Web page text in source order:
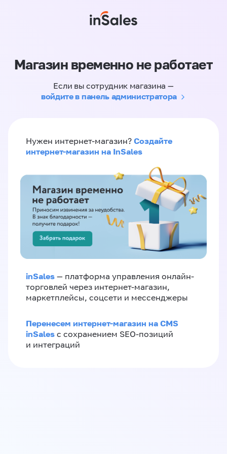
Магазин временно не работает
Если вы сотрудник магазина —
войдите в панель администратора
Нужен интернет-магазин? Создайте
интернет-магазин на InSales
inSales — платформа управления онлайн-
торговлей через интернет-магазин,
маркетплейсы, соцсети и мессенджеры
Перенесем интернет-магазин на CMS
inSales с сохранением SEO-позиций
и интеграций